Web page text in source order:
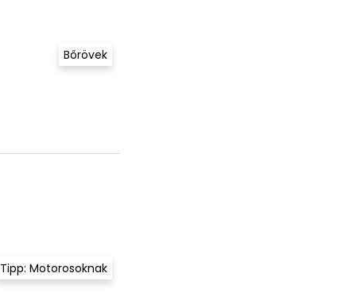
Bőrövek
Tipp: Motorosoknak